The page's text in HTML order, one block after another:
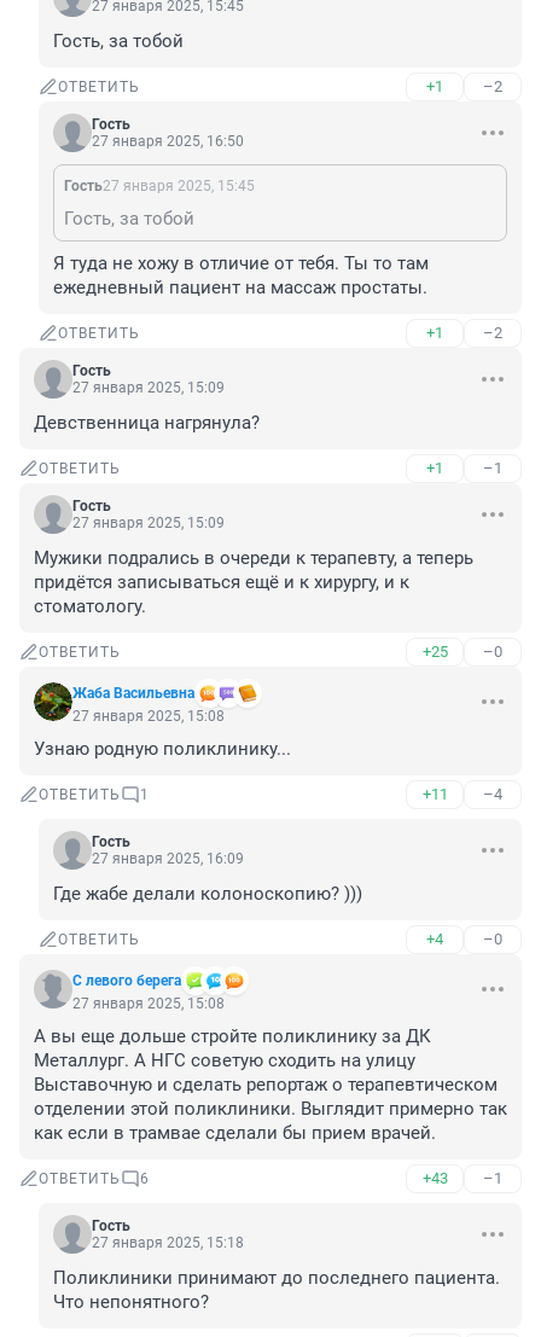
27 января 2025, 15:45
Гость, за тобой
ОТВЕТИТЬ +1 –2
Гость
27 января 2025, 16:50
Гость27 января 2025, 15:45
Гость, за тобой
Я туда не хожу в отличие от тебя. Ты то там
ежедневный пациент на массаж простаты.
ОТВЕТИТЬ +1 –2
Гость
27 января 2025, 15:09
Девственница нагрянула?
ОТВЕТИТЬ +1 –1
Гость
27 января 2025, 15:09
Мужики подрались в очереди к терапевту, а теперь
придётся записываться ещё и к хирургу, и к
стоматологу.
ОТВЕТИТЬ +25 –0
Жаба Васильевна
27 января 2025, 15:08
Узнаю родную поликлинику...
ОТВЕТИТЬ 1 +11 –4
Гость
27 января 2025, 16:09
Где жабе делали колоноскопию? )))
ОТВЕТИТЬ +4 –0
С левого берега
27 января 2025, 15:08
А вы еще дольше стройте поликлинику за ДК
Металлург. А НГС советую сходить на улицу
Выставочную и сделать репортаж о терапевтическом
отделении этой поликлиники. Выглядит примерно так
как если в трамвае сделали бы прием врачей.
ОТВЕТИТЬ 6 +43 –1
Гость
27 января 2025, 15:18
Поликлиники принимают до последнего пациента.
Что непонятного?